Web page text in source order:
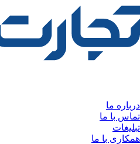
درباره ما
تماس با ما
تبلیغات
همکاری با ما